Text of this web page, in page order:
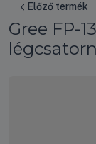
Előző termék
Gree FP-